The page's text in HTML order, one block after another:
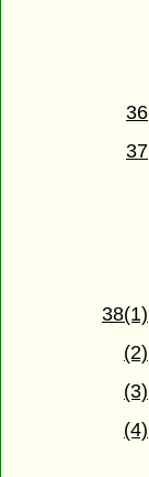
36
37
38(1)
(2)
(3)
(4)